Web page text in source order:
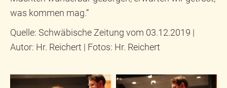
was kommen mag.“
Quelle: Schwäbische Zeitung vom 03.12.2019 |
Autor: Hr. Reichert | Fotos: Hr. Reichert